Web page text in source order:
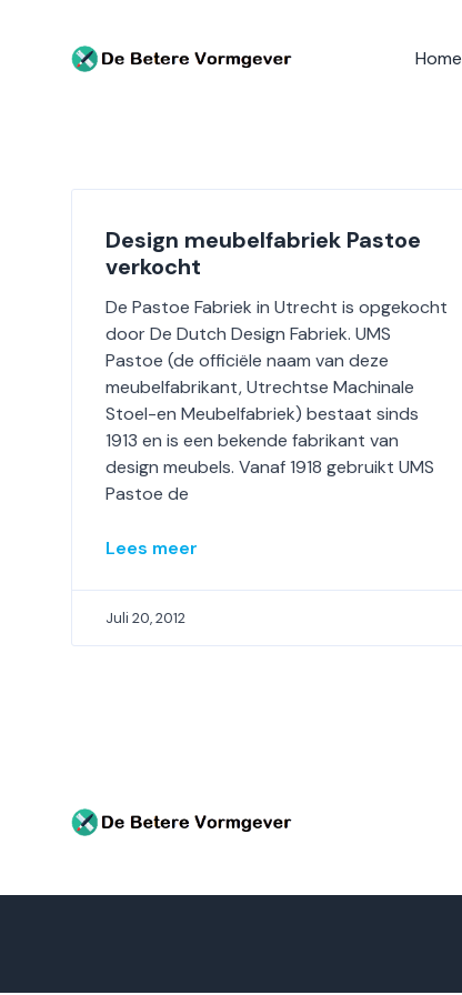
Home
Design meubelfabriek Pastoe
verkocht
De Pastoe Fabriek in Utrecht is opgekocht
door De Dutch Design Fabriek. UMS
Pastoe (de officiële naam van deze
meubelfabrikant, Utrechtse Machinale
Stoel-en Meubelfabriek) bestaat sinds
1913 en is een bekende fabrikant van
design meubels. Vanaf 1918 gebruikt UMS
Pastoe de
Lees meer
Juli 20, 2012